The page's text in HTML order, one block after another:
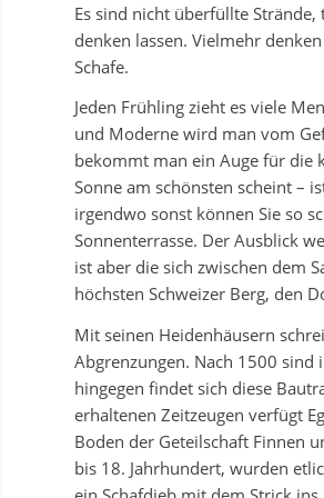
Es sind nicht überfüllte
denken lassen. Vielmehr
Schafe.
Jeden Frühling zieht es viele
und Moderne wird man vom
bekommt man ein Auge für die
Sonne am schönsten scheint –
irgendwo sonst können Sie so
Sonnenterrasse. Der Ausblick
ist aber die sich zwischen dem
höchsten Schweizer Berg, den
Mit seinen Heidenhäusern
Abgrenzungen. Nach 1500
hingegen findet sich diese
erhaltenen Zeitzeugen verfügt
Boden der Geteilschaft Finnen
bis 18. Jahrhundert, wurden